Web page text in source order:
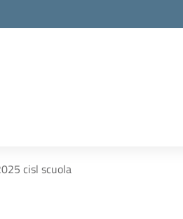
cisl scuola